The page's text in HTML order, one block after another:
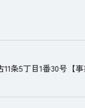
条5丁目1番30号【